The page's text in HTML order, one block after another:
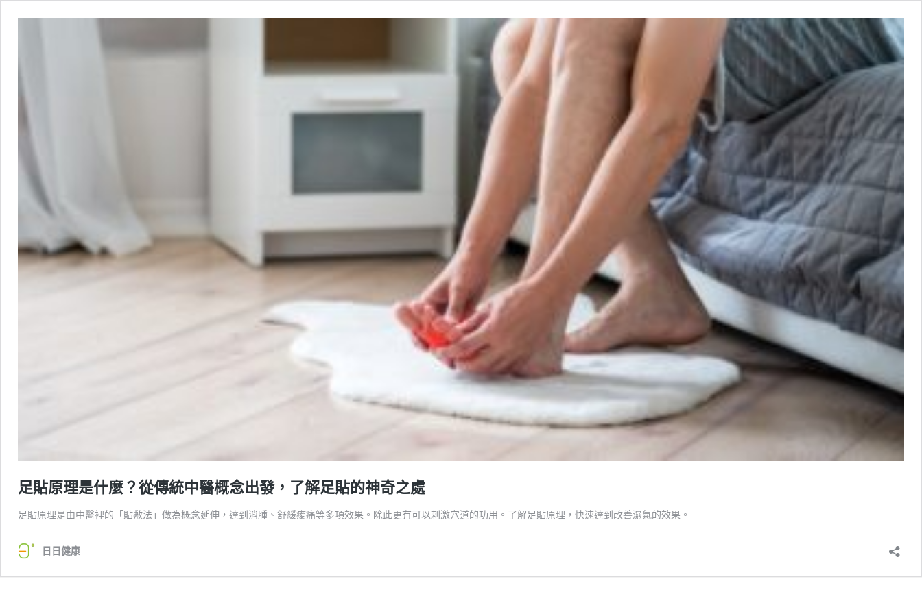
足貼原理是什麼？從傳統中醫概念出發，了解足貼的神奇之處
足貼原理是由中醫裡的「貼敷法」做為概念延伸，達到消腫、舒緩痠痛等多項效果。除此更有可以刺激穴道的功用。了解足貼原理，快速達到改善濕氣的效果。
日日健康